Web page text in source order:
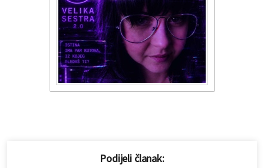
Podijeli članak: